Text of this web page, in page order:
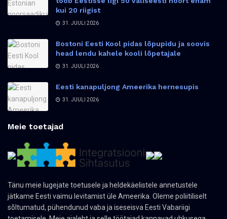
kui 20 riigist
31. JUULI 2026
Bostoni Eesti Kool pidas lõpupidu ja soovis
head lendu kahele kooli lõpetajale
31. JUULI 2026
Eesti kanapuljong Ameerika hernesupis
31. JUULI 2026
Meie toetajad
Tänu meie lugejate toetusele ja heldekäelistele annetustele
jätkame Eesti vaimu levitamist üle Ameerika. Oleme poliitiliselt
sõltumatud, pühendunud vaba ja iseseisva Eesti Vabariigi